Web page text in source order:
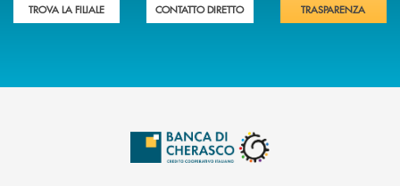
TROVA LA FILIALE CONTATTO DIRETTO TRASPARENZA